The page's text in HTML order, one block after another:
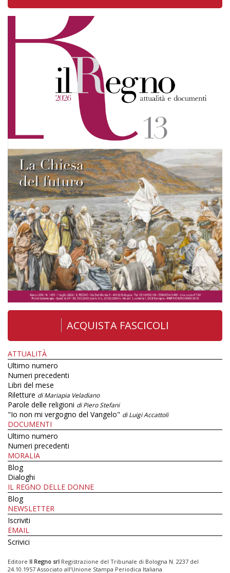
ACQUISTA FASCICOLI
ATTUALITÀ
Ultimo numero
Numeri precedenti
Libri del mese
Riletture di Mariapia Veladiano
Parole delle religioni di Piero Stefani
"Io non mi vergogno del Vangelo" di Luigi Accattoli
DOCUMENTI
Ultimo numero
Numeri precedenti
MORALIA
Blog
Dialoghi
IL REGNO DELLE DONNE
Blog
NEWSLETTER
Iscriviti
EMAIL
Scrivici
Editore Il Regno srl Registrazione del Tribunale di Bologna N. 2237 del
24.10.1957 Associato all’Unione Stampa Periodica Italiana